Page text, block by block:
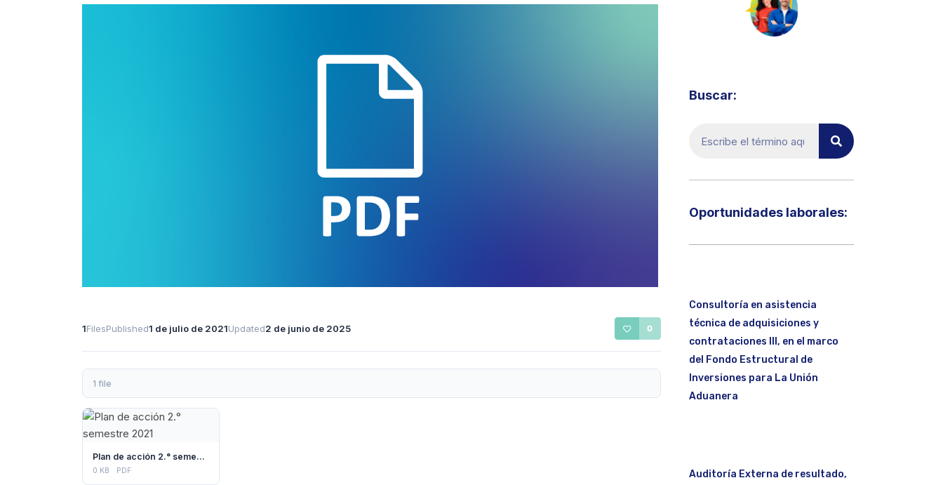
1FilesPublished1 de julio de 2021Updated2 de junio de 2025 0
1 file
Plan de acción 2.° semestre 2021
0 KB PDF
Buscar:
Oportunidades laborales:​
Consultoría en asistencia
técnica de adquisiciones y
contrataciones III, en el marco
del Fondo Estructural de
Inversiones para La Unión
Aduanera
Auditoría Externa de resultado,